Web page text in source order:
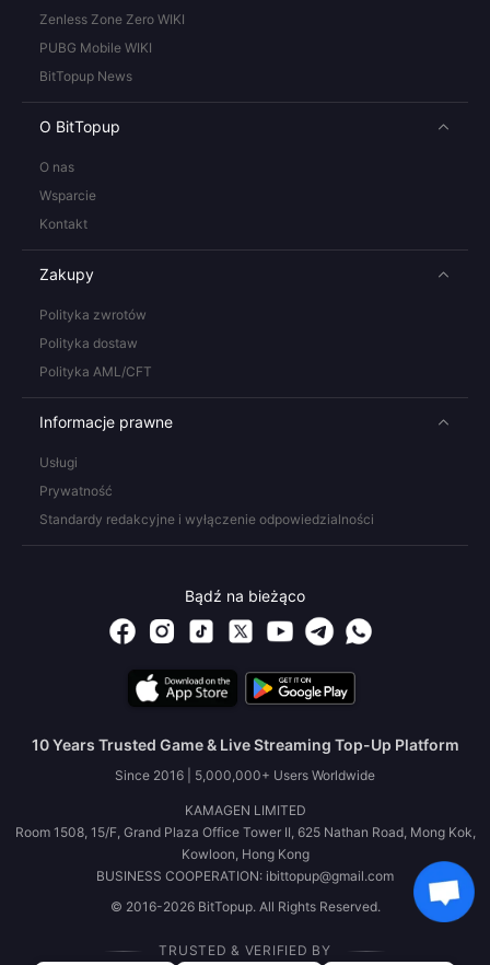
Zenless Zone Zero WIKI
PUBG Mobile WIKI
BitTopup News
O BitTopup
O nas
Wsparcie
Kontakt
Zakupy
Polityka zwrotów
Polityka dostaw
Polityka AML/CFT
Informacje prawne
Usługi
Prywatność
Standardy redakcyjne i wyłączenie odpowiedzialności
Bądź na bieżąco
10 Years Trusted Game & Live Streaming Top-Up Platform
Since 2016 | 5,000,000+ Users Worldwide
KAMAGEN LIMITED
Room 1508, 15/F, Grand Plaza Office Tower II, 625 Nathan Road, Mong Kok,
Kowloon, Hong Kong
BUSINESS COOPERATION: ibittopup@gmail.com
© 2016-2026 BitTopup. All Rights Reserved.
TRUSTED & VERIFIED BY